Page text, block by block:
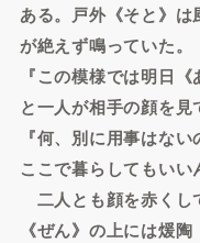
ある。戸外《そと》
が絶えず鳴っていた。
『この模様では明日
と一人が相手の顔を見
『何、別に用事はな
ここで暮らしてもいい
二人とも顔を赤くし
《ぜん》の上には煖